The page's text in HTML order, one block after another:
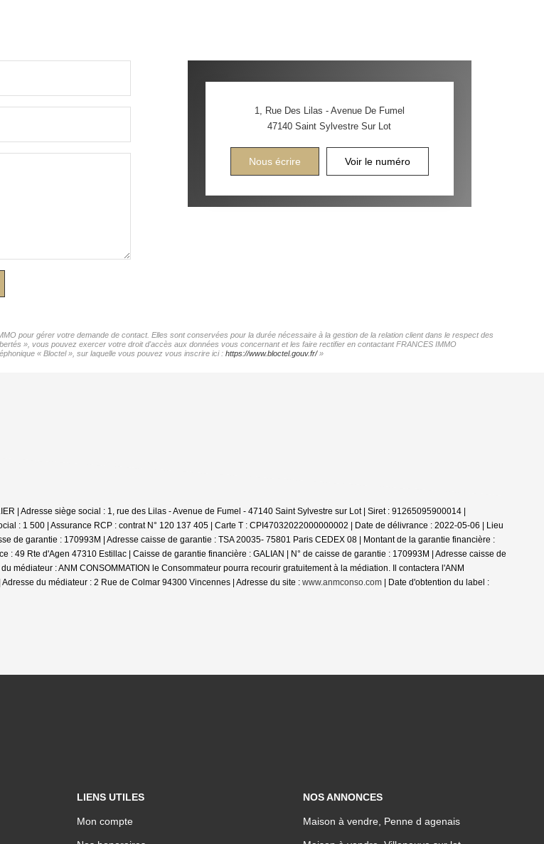
1, Rue Des Lilas - Avenue De Fumel
47140Saint Sylvestre Sur Lot
Nous écrire Voir le numéro
pour gérer votre demande de contact. Elles sont conservées pour la durée nécessaire à la gestion de la relation client dans le respect des
», vous pouvez exercer votre droit d'accès aux données vous concernant et les faire rectifier en contactant FRANCES IMMO
« Bloctel », sur laquelle vous pouvez vous inscrire ici : https://www.bloctel.gouv.fr/»
| Adresse siège social : 1, rue des Lilas - Avenue de Fumel - 47140 Saint Sylvestre sur Lot | Siret : 91265095900014 |
: 1 500 | Assurance RCP : contrat N° 120 137 405 | Carte T : CPI47032022000000002 | Date de délivrance : 2022-05-06 | Lieu
de garantie : 170993M | Adresse caisse de garantie : TSA 20035- 75801 Paris CEDEX 08 | Montant de la garantie financière :
49 Rte d'Agen 47310 Estillac | Caisse de garantie financière : GALIAN | N° de caisse de garantie : 170993M | Adresse caisse de
médiateur : ANM CONSOMMATION le Consommateur pourra recourir gratuitement à la médiation. Il contactera l'ANM
du médiateur : 2 Rue de Colmar 94300 Vincennes | Adresse du site : www.anmconso.com | Date d'obtention du label :
LIENS UTILES
Mon compte
NOS ANNONCES
Maison à vendre, Penne d agenais